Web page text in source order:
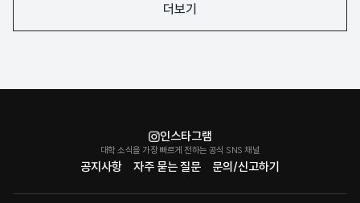
요
더보기
공지사항 자주 묻는 질문 문의/신고하기
인스타그램
대학 소식을 가장 빠르게 전하는 공식 SNS 채널